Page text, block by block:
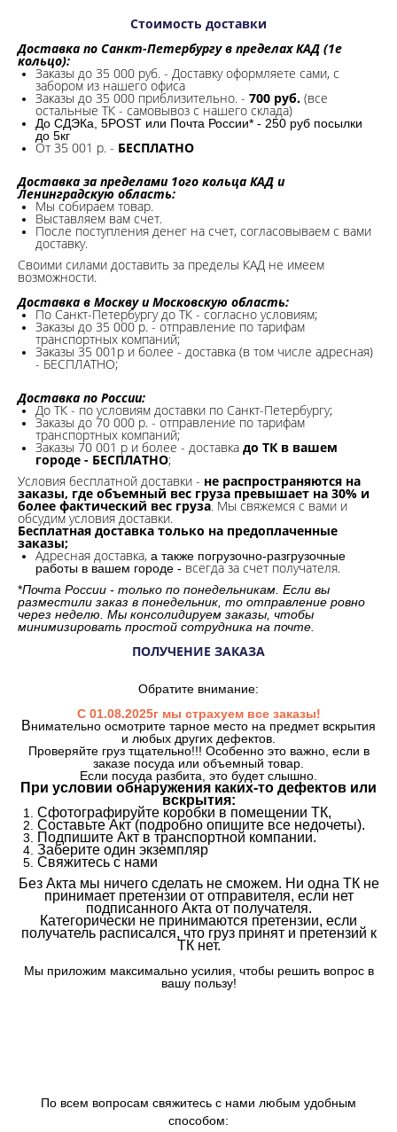
Стоимость доставки
Доставка по Санкт-Петербургу в пределах КАД (1е
кольцо):
Заказы до 35 000 руб. - Доставку оформляете сами, с
забором из нашего офиса
Заказы до 35 000 приблизительно. - 700 руб. (все
остальные ТК - самовывоз с нашего склада)
До СДЭКа, 5POST или Почта России* - 250 руб посылки
до 5кг
От 35 001 р. - БЕСПЛАТНО
Доставка за пределами 1ого кольца КАД и
Ленинградскую область:
Мы собираем товар.
Выставляем вам счет.
После поступления денег на счет, согласовываем с вами
доставку.
Своими силами доставить за пределы КАД не имеем
возможности.​
Доставка в Москву и Московскую область:
По Санкт-Петербургу до ТК - согласно условиям;
Заказы до 35 000 р. - отправление по тарифам
транспортных компаний;
Заказы 35 001р и более - доставка (в том числе адресная)
- БЕСПЛАТНО;
Доставка по России:
До ТК - по условиям доставки по Санкт-Петербургу;
Заказы до 70 000 р. - отправление по тарифам
транспортных компаний;
Заказы 70 001 р и более - доставка до ТК в вашем
городе - БЕСПЛАТНО;
Условия бесплатной доставки - не распространяются на
заказы, где объемный вес груза превышает на 30% и
более фактический вес груза. Мы свяжемся с вами и
обсудим условия доставки.
Бесплатная доставка только на предоплаченные
заказы;
Адресная доставка, а также погрузочно-разгрузочные
работы в вашем городе - всегда за счет получателя.
*Почта России - только по понедельникам. Если вы
разместили заказ в понедельник, то отправление ровно
через неделю. Мы консолидируем заказы, чтобы
минимизировать простой сотрудника на почте.
ПОЛУЧЕНИЕ ЗАКАЗА
Обратите внимание:
С 01.08.2025г мы страхуем все заказы!
Внимательно осмотрите тарное место на предмет вскрытия
и любых других дефектов.
Проверяйте груз тщательно!!! Особенно это важно, если в
заказе посуда или объемный товар.
Если посуда разбита, это будет слышно.
При условии обнаружения каких-то дефектов или
вскрытия:
Сфотографируйте коробки в помещении ТК,
Составьте Акт (подробно опишите все недочеты).
Подпишите Акт в транспортной компании.
Заберите один экземпляр
Свяжитесь с нами
Без Акта мы ничего сделать не сможем. Ни одна ТК не
принимает претензии от отправителя, если нет
подписанного Акта от получателя.
Категорически не принимаются претензии, если
получатель расписался, что груз принят и претензий к
ТК нет.
Мы приложим максимально усилия, чтобы решить вопрос в
вашу пользу!
По всем вопросам свяжитесь с нами любым удобным
способом: